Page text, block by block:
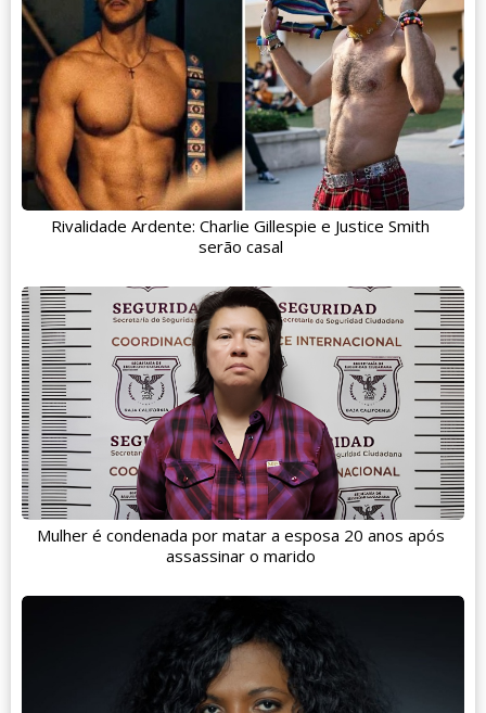
Rivalidade Ardente: Charlie Gillespie e Justice Smith
serão casal
Mulher é condenada por matar a esposa 20 anos após
assassinar o marido